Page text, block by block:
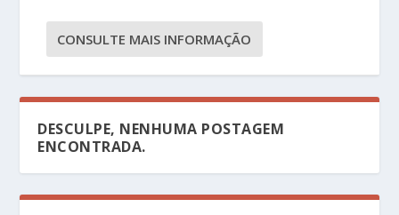
CONSULTE MAIS INFORMAÇÃO
DESCULPE, NENHUMA POSTAGEM
ENCONTRADA.